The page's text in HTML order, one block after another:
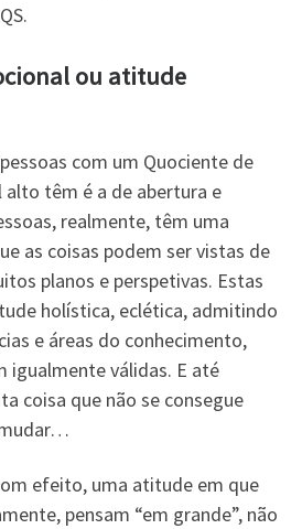
ou atitude
com um Quociente de
têm é a de abertura e
realmente, têm uma
as coisas podem ser vistas de
planos e perspetivas. Estas
holística, eclética, admitindo
e áreas do conhecimento,
igualmente válidas. E até
coisa que não se consegue
efeito, uma atitude em que
pensam “em grande”, não